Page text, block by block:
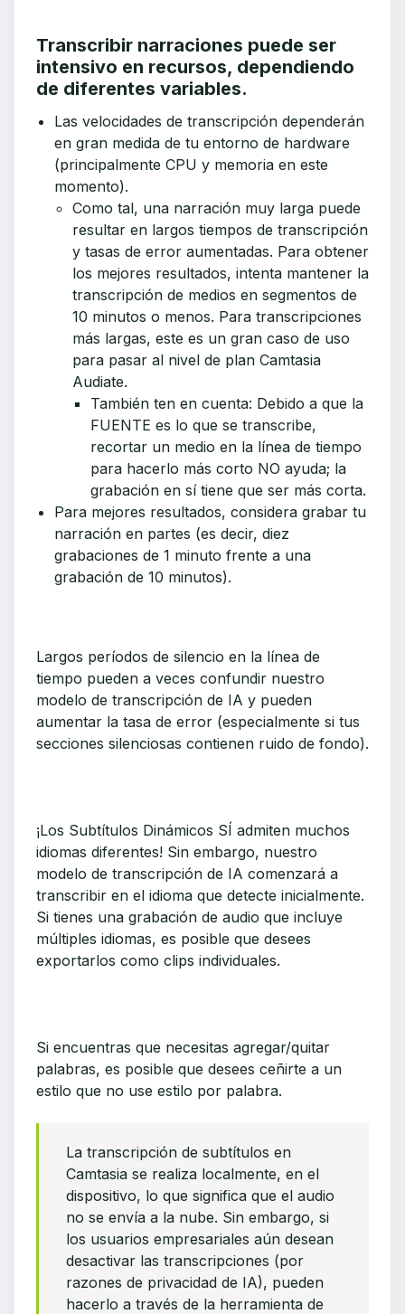
Transcribir narraciones puede ser
intensivo en recursos, dependiendo
de diferentes variables.
Las velocidades de transcripción dependerán
en gran medida de tu entorno de hardware
(principalmente CPU y memoria en este
momento).
Como tal, una narración muy larga puede
resultar en largos tiempos de transcripción
y tasas de error aumentadas. Para obtener
los mejores resultados, intenta mantener la
transcripción de medios en segmentos de
10 minutos o menos. Para transcripciones
más largas, este es un gran caso de uso
para pasar al nivel de plan Camtasia
Audiate.
También ten en cuenta: Debido a que la
FUENTE es lo que se transcribe,
recortar un medio en la línea de tiempo
para hacerlo más corto NO ayuda; la
grabación en sí tiene que ser más corta.
Para mejores resultados, considera grabar tu
narración en partes (es decir, diez
grabaciones de 1 minuto frente a una
grabación de 10 minutos).
Largos períodos de silencio en la línea de
tiempo pueden a veces confundir nuestro
modelo de transcripción de IA y pueden
aumentar la tasa de error (especialmente si tus
secciones silenciosas contienen ruido de fondo).
¡Los Subtítulos Dinámicos SÍ admiten muchos
idiomas diferentes! Sin embargo, nuestro
modelo de transcripción de IA comenzará a
transcribir en el idioma que detecte inicialmente.
Si tienes una grabación de audio que incluye
múltiples idiomas, es posible que desees
exportarlos como clips individuales.
Si encuentras que necesitas agregar/quitar
palabras, es posible que desees ceñirte a un
estilo que no use estilo por palabra.
La transcripción de subtítulos en
Camtasia se realiza localmente, en el
dispositivo, lo que significa que el audio
no se envía a la nube. Sin embargo, si
los usuarios empresariales aún desean
desactivar las transcripciones (por
razones de privacidad de IA), pueden
hacerlo a través de la herramienta de